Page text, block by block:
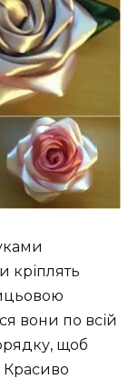
кріплять
вони по всій
щоб
Красиво